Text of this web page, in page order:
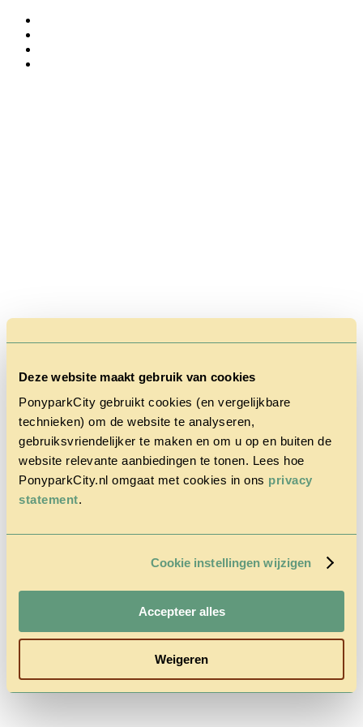
Deze website maakt gebruik van cookies
PonyparkCity gebruikt cookies (en vergelijkbare
technieken) om de website te analyseren,
gebruiksvriendelijker te maken en om u op en buiten de
website relevante aanbiedingen te tonen. Lees hoe
PonyparkCity.nl omgaat met cookies in ons privacy
statement.
Cookie instellingen wijzigen
Accepteer alles
Weigeren
Home
Het Park
Cowboy
Actie
Tarieven &